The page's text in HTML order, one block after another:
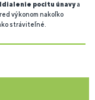
pocitu únavya
výkonom nakoľko
stráviteľné.